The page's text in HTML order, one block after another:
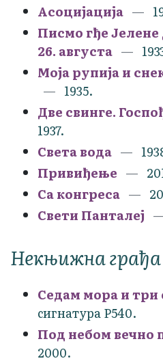
Асоцијација
Писмо гђе
26. августа
Моја рупија и
1935.
Две свинге.
1937.
Света вода
Привиђење
Са конгреса
Свети Панталеј
Некњижна грађа
Седам мора и три
сигнатура Р540.
Под небом вечно
2000.